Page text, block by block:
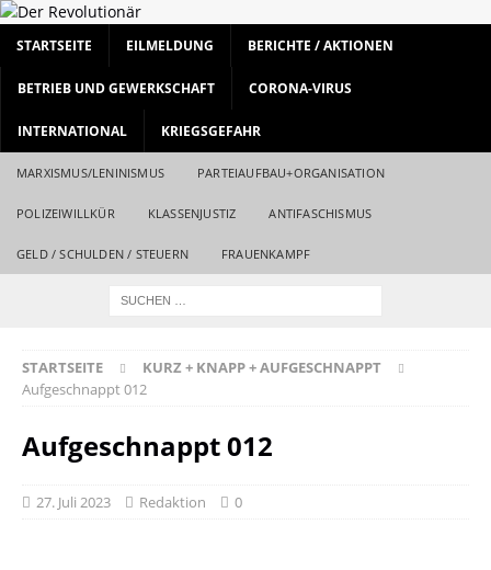
STARTSEITE EILMELDUNG BERICHTE / AKTIONEN
BETRIEB UND GEWERKSCHAFT CORONA-VIRUS
INTERNATIONAL KRIEGSGEFAHR
MARXISMUS/LENINISMUS PARTEIAUFBAU+ORGANISATION
POLIZEIWILLKÜR KLASSENJUSTIZ ANTIFASCHISMUS
GELD / SCHULDEN / STEUERN FRAUENKAMPF
STARTSEITE
KURZ + KNAPP + AUFGESCHNAPPT
Aufgeschnappt 012
Aufgeschnappt 012
27. Juli 2023 Redaktion 0